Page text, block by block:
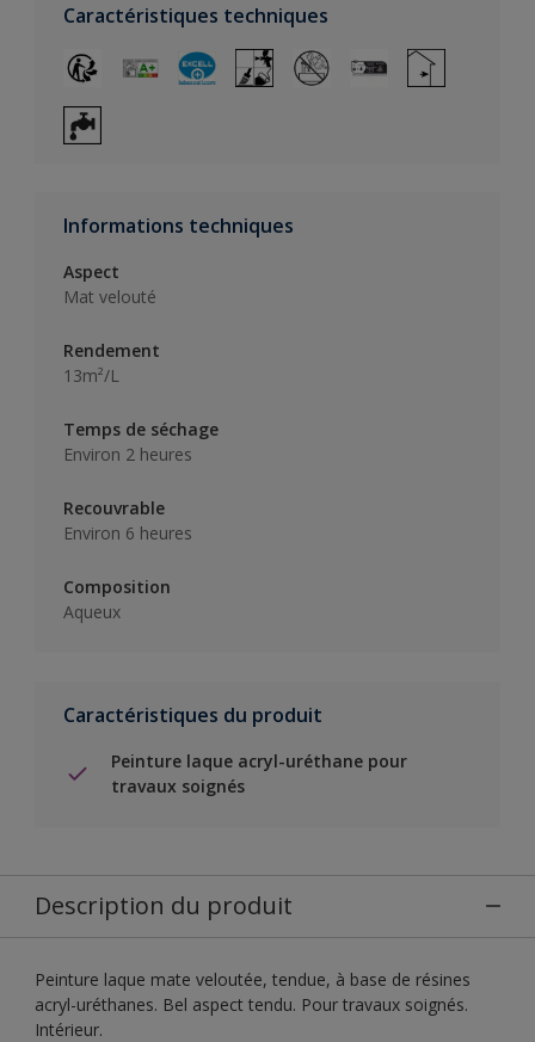
Caractéristiques techniques
Informations techniques
Aspect
Mat velouté
Rendement
13m²/L
Temps de séchage
Environ 2 heures
Recouvrable
Environ 6 heures
Composition
Aqueux
Caractéristiques du produit
Peinture laque acryl-uréthane pour
travaux soignés
Description du produit
Peinture laque mate veloutée, tendue, à base de résines
acryl-uréthanes. Bel aspect tendu. Pour travaux soignés.
Intérieur.